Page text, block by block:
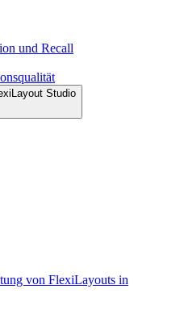
und Recall
Studio
von FlexiLayouts in